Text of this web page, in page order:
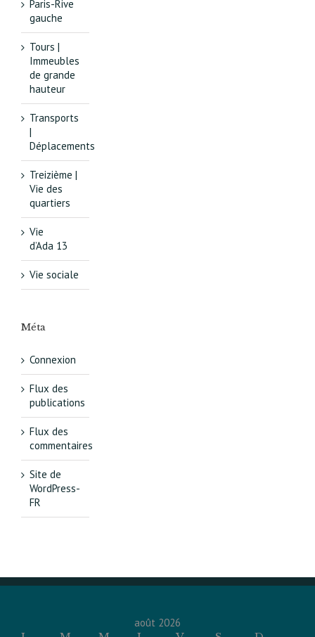
Paris-Rive
gauche
Tours |
Immeubles
de grande
hauteur
Transports
|
Déplacements
Treizième |
Vie des
quartiers
Vie
d’Ada 13
Vie sociale
Méta
Connexion
Flux des
publications
Flux des
commentaires
Site de
WordPress-
FR
août 2026